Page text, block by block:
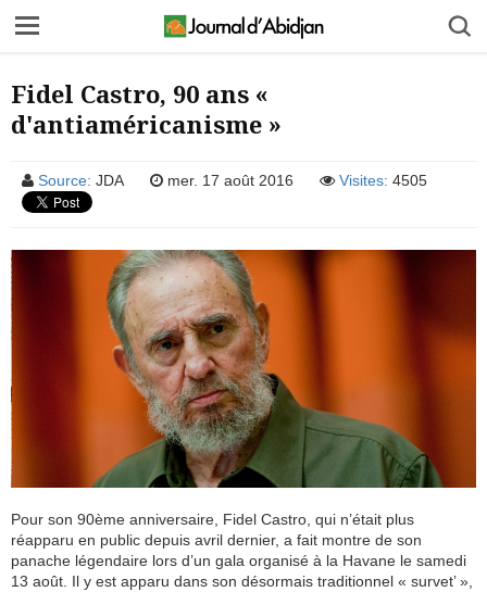
Fidel Castro, 90 ans «
d'antiaméricanisme »
Source: JDA mer. 17 août 2016 Visites: 4505
Pour son 90ème anniversaire, Fidel Castro, qui n’était plus
réapparu en public depuis avril dernier, a fait montre de son
panache légendaire lors d’un gala organisé à la Havane le samedi
13 août. Il y est apparu dans son désormais traditionnel « survet’ »,